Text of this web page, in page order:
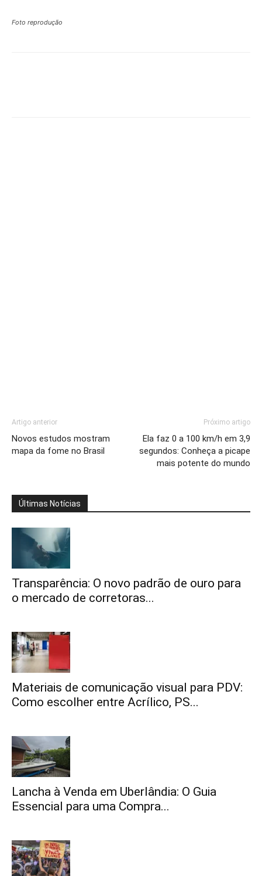
Foto reprodução
Artigo anterior
Novos estudos mostram
mapa da fome no Brasil
Próximo artigo
Ela faz 0 a 100 km/h em 3,9
segundos: Conheça a picape
mais potente do mundo
Últimas Notícias
Transparência: O novo padrão de ouro para
o mercado de corretoras...
Materiais de comunicação visual para PDV:
Como escolher entre Acrílico, PS...
Lancha à Venda em Uberlândia: O Guia
Essencial para uma Compra...